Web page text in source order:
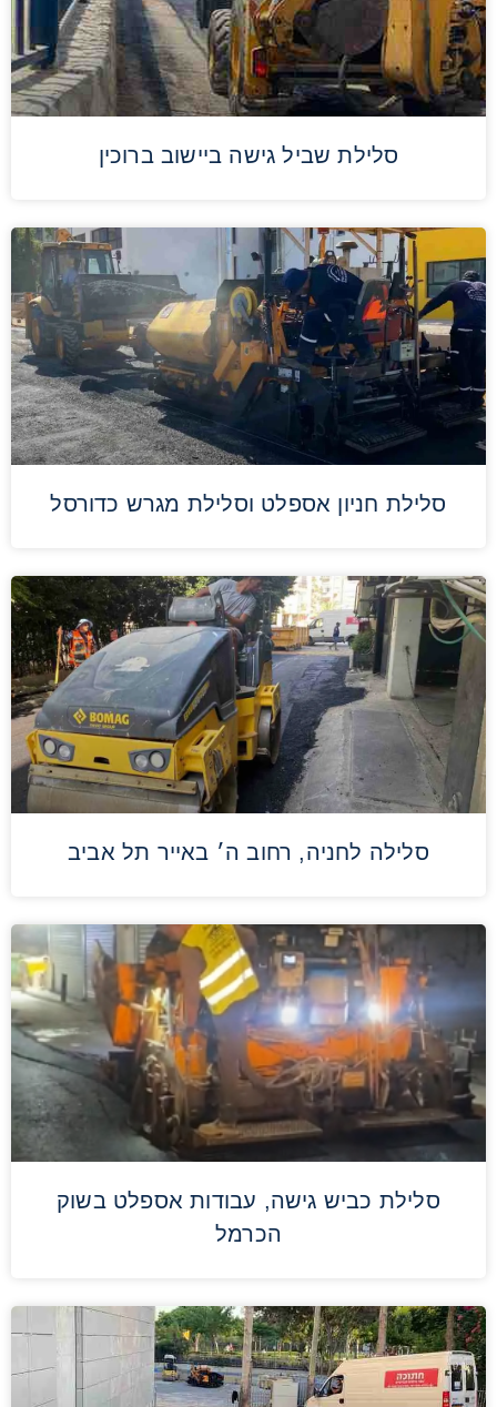
סלילת שביל גישה ביישוב ברוכין
סלילת חניון אספלט וסלילת מגרש כדורסל
סלילה לחניה, רחוב ה׳ באייר תל אביב
סלילת כביש גישה, עבודות אספלט בשוק
הכרמל